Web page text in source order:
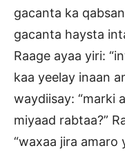
gacanta ka
gacanta haysta
Raage ayaa yiri:
kaa yeelay inaan
waydiisay: “marki
miyaad rabtaa?”
“waxaa jira amaro